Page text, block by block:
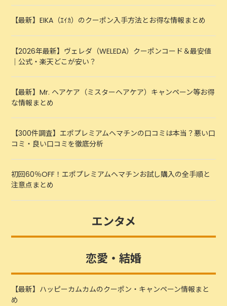
【最新】EIKA（ｴｲｶ）のクーポン入手方法とお得な情報まとめ
【2026年最新】ヴェレダ（WELEDA）クーポンコード＆最安値
｜公式・楽天どこが安い？
【最新】Mr. ヘアケア（ミスターヘアケア）キャンペーン等お得
な情報まとめ
【300件調査】エポプレミアムヘマチンの口コミは本当？悪い口
コミ・良い口コミを徹底分析
初回60％OFF！エポプレミアムヘマチンお試し購入の全手順と
注意点まとめ
エンタメ
恋愛・結婚
【最新】ハッピーカムカムのクーポン・キャンペーン情報まと
め